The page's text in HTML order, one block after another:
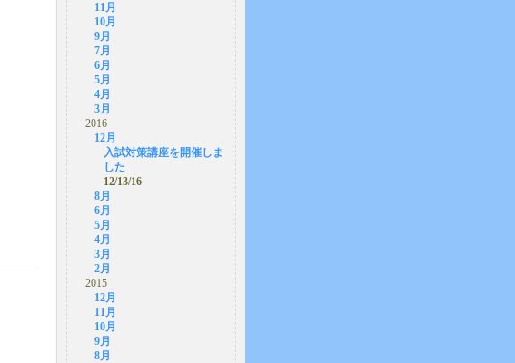
11月
10月
9月
7月
6月
5月
4月
3月
2016
12月
入試対策講座を開催しま
した
12/13/16
8月
6月
5月
4月
3月
2月
2015
12月
11月
10月
9月
8月